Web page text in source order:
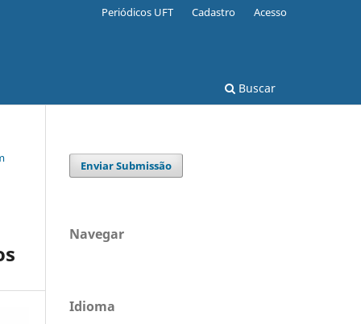
Buscar
Periódicos UFT Cadastro Acesso
Enviar Submissão
Navegar
Idioma